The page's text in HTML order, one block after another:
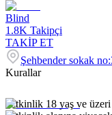
Blind
1.8K Takipçi
TAKİP ET
Şehbender sokak
Kurallar
-Etkinlik 18 yaş ve üzeri